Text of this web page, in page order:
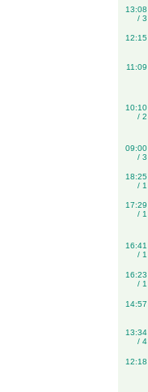
13:08
/ 3
12:15
11:09
10:10
/ 2
09:00
/ 3
18:25
/ 1
17:29
/ 1
16:41
/ 1
16:23
/ 1
14:57
13:34
/ 4
12:18